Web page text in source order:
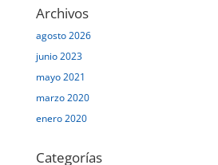
Archivos
agosto 2026
junio 2023
mayo 2021
marzo 2020
enero 2020
Categorías